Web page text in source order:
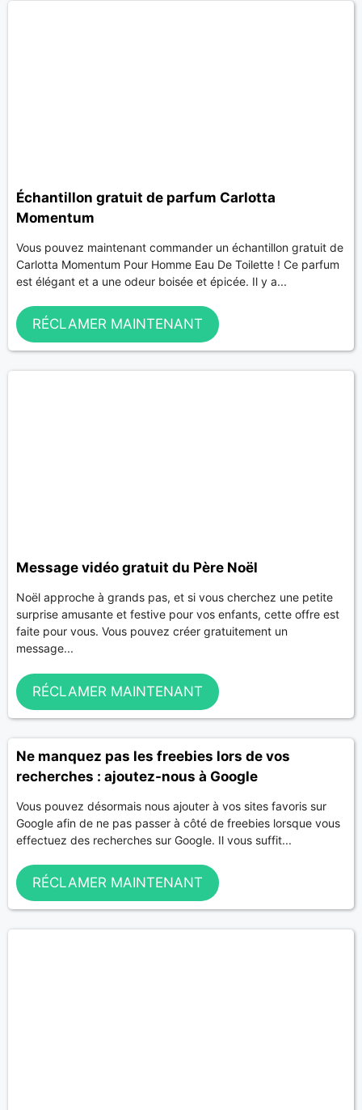
Échantillon gratuit de parfum Carlotta
Momentum
Vous pouvez maintenant commander un échantillon gratuit de
Carlotta Momentum Pour Homme Eau De Toilette ! Ce parfum
est élégant et a une odeur boisée et épicée. Il y a...
RÉCLAMER MAINTENANT
Message vidéo gratuit du Père Noël
Noël approche à grands pas, et si vous cherchez une petite
surprise amusante et festive pour vos enfants, cette offre est
faite pour vous. Vous pouvez créer gratuitement un
message...
RÉCLAMER MAINTENANT
Ne manquez pas les freebies lors de vos
recherches : ajoutez-nous à Google
Vous pouvez désormais nous ajouter à vos sites favoris sur
Google afin de ne pas passer à côté de freebies lorsque vous
effectuez des recherches sur Google. Il vous suffit...
RÉCLAMER MAINTENANT